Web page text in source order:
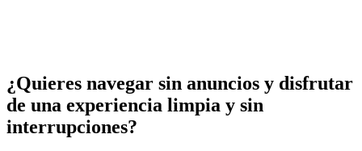
¿Quieres navegar sin anuncios y disfrutar
de una experiencia limpia y sin
interrupciones?